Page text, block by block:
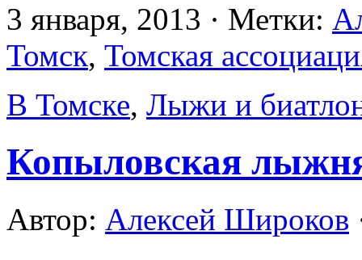
3 января, 2013 · Метки:
Томск, Томская
В Томске, Лыжи и
Копыловская
Автор: Алексей Широков